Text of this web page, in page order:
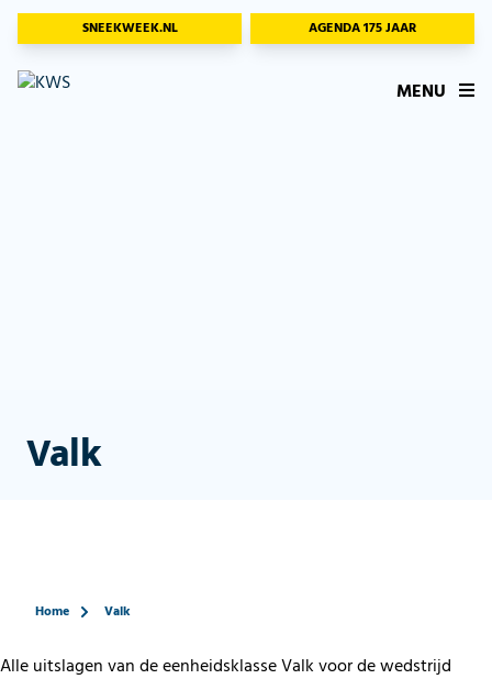
SNEEKWEEK.NL AGENDA 175 JAAR
MENU
Valk
Home Valk
Alle uitslagen van de eenheidsklasse Valk voor de wedstrijd